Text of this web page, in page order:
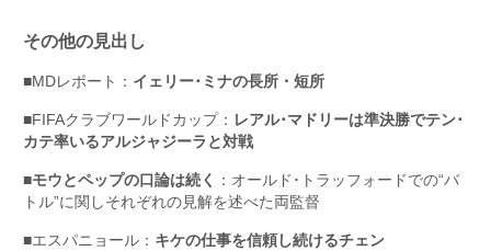
その他の見出し
■MDレポート： イェリー･ミナの長所・短所
■FIFAクラブワールドカップ： レアル･マドリーは準決勝でテン･
カテ率いるアルジャジーラと対戦
■モウとペップの口論は続く
：オールド･トラッフォードでの“バ
トル”に関しそれぞれの見解を述べた両監督
■エスパニョール： キケの仕事を信頼し続けるチェン